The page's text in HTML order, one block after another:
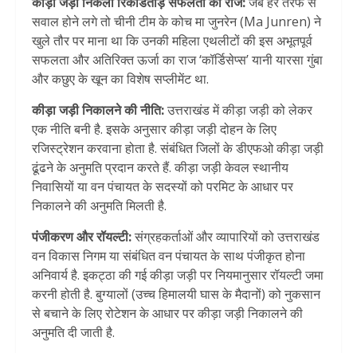
सवाल होने लगे तो चीनी टीम के कोच मा जुनरेन (Ma Junren) ने
खुले तौर पर माना था कि उनकी महिला एथलीटों की इस अभूतपूर्व
सफलता और अतिरिक्त ऊर्जा का राज ‘कॉर्डिसेप्स’ यानी यारसा गुंबा
और कछुए के खून का विशेष सप्लीमेंट था.
कीड़ा जड़ी निकालने की नीति:उत्तराखंड में कीड़ा जड़ी को लेकर
एक नीति बनी है. इसके अनुसार कीड़ा जड़ी दोहन के लिए
रजिस्ट्रेशन करवाना होता है. संबंधित जिलों के डीएफओ कीड़ा जड़ी
ढूंढने के अनुमति प्रदान करते हैं. कीड़ा जड़ी केवल स्थानीय
निवासियों या वन पंचायत के सदस्यों को परमिट के आधार पर
निकालने की अनुमति मिलती है.
पंजीकरण और रॉयल्टी:संग्रहकर्ताओं और व्यापारियों को उत्तराखंड
वन विकास निगम या संबंधित वन पंचायत के साथ पंजीकृत होना
अनिवार्य है. इकट्ठा की गई कीड़ा जड़ी पर नियमानुसार रॉयल्टी जमा
करनी होती है. बुग्यालों (उच्च हिमालयी घास के मैदानों) को नुकसान
से बचाने के लिए रोटेशन के आधार पर कीड़ा जड़ी निकालने की
अनुमति दी जाती है.